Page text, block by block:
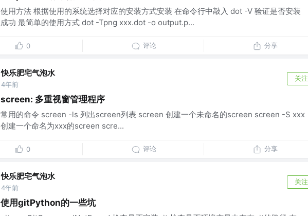
使用方法 根据使用的系统选择对应的安装方式安装 在命令行中敲入 dot -V 验证是否安装
成功 最简单的使用方式 dot -Tpng xxx.dot -o output.p...
0 评论 分享
快乐肥宅气泡水
4年前
关注
screen: 多重视窗管理程序
常用的命令 screen -ls 列出screen列表 screen 创建一个未命名的screen screen -S xxx
创建一个命名为xxx的screen scre...
0 评论 分享
快乐肥宅气泡水
4年前
关注
使用gitPython的一些坑